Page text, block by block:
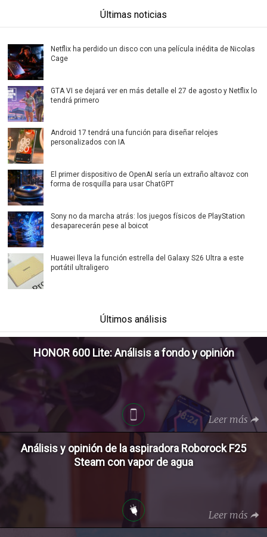
Últimas noticias
Netflix ha perdido un disco con una película inédita de Nicolas
Cage
GTA VI se dejará ver en más detalle el 27 de agosto y Netflix lo
tendrá primero
Android 17 tendrá una función para diseñar relojes
personalizados con IA
El primer dispositivo de OpenAI sería un extraño altavoz con
forma de rosquilla para usar ChatGPT
Sony no da marcha atrás: los juegos físicos de PlayStation
desaparecerán pese al boicot
Huawei lleva la función estrella del Galaxy S26 Ultra a este
portátil ultraligero
Últimos análisis
HONOR 600 Lite: Análisis a fondo y opinión
Leer más
Análisis y opinión de la aspiradora Roborock F25
Steam con vapor de agua
Leer más